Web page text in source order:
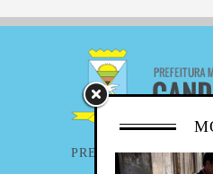
PREFEITURA